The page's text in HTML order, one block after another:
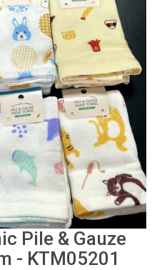
Pile & Gauze
- KTM05201